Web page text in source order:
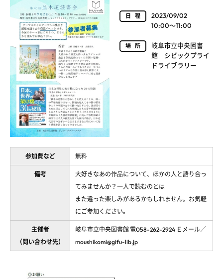
日程
2023/09/02
10:00～11:00
場所
岐阜市立中央図書
館 シビックプライ
ドライブラリー
参加費など 無料
備考
大好きなあの作品について、ほかの人と語り合っ
てみませんか？一人で読むのとは
また違った楽しみがあるかもしれません。お気軽
にご参加ください。
主催者
（問い合わせ先）
岐阜市立中央図書館 電058-262-2924 Ｅメール／
moushikomi@gifu-lib.jp